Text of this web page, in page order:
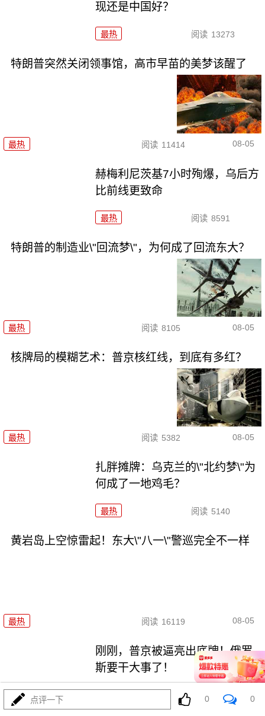
现还是中国好？
最热 阅读 13273
特朗普突然关闭领事馆，高市早苗的美梦该醒了
最热 阅读 11414 08-05
赫梅利尼茨基7小时殉爆，乌后方
比前线更致命
最热 阅读 8591
特朗普的制造业\"回流梦\"，为何成了回流东大？
最热 阅读 8105 08-05
核牌局的模糊艺术：普京核红线，到底有多红？
最热 阅读 5382 08-05
扎胖摊牌：乌克兰的\"北约梦\"为
何成了一地鸡毛？
最热 阅读 5140
黄岩岛上空惊雷起！东大\"八一\"警巡完全不一样
最热 阅读 16119 08-05
刚刚，普京被逼亮出底牌！俄罗
斯要干大事了！
阅读 16244
点评一下 0 0